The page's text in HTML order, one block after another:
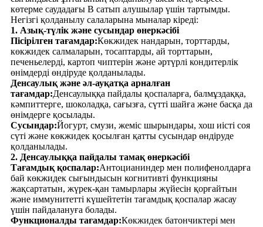
көтерме саудадағы B сатып алушылар үшін тартымды.
Негізгі қолданылу салаларына мыналар кіреді:
1. Азық-түлік және сусындар өнеркәсібі
Пісірілген тағамдар:Көкжидек нандарын, торттарды,
көкжидек салмаларын, тосаптарды, ай торттарын,
печеньелерді, картоп чиптерін және әртүрлі кондитерлік
өнімдерді өндіруде қолданылады.
Денсаулық және әл-ауқатқа арналған
тағамдар:Денсаулыққа пайдалы қоспаларға, балмұздаққа,
кәмпиттерге, шоколадқа, сағызға, сүтті шайға және басқа да
өнімдерге қосылады.
Сусындар:Йогурт, смузи, жеміс шырындары, хош иісті соя
сүті және көкжидек қосылған қатты сусындар өндіруде
қолданылады.
2. Денсаулыққа пайдалы тамақ өнеркәсібі
Тағамдық қоспалар:Антоцианиндер мен полифенолдарға
бай көкжидек сығындысын когнитивті функцияны
жақсартатын, жүрек-қан тамырлары жүйесін қорғайтын
және иммунитетті күшейтетін тағамдық қоспалар жасау
үшін пайдалануға болады.
Функционалды тағамдар:Көкжидек батончиктері мен